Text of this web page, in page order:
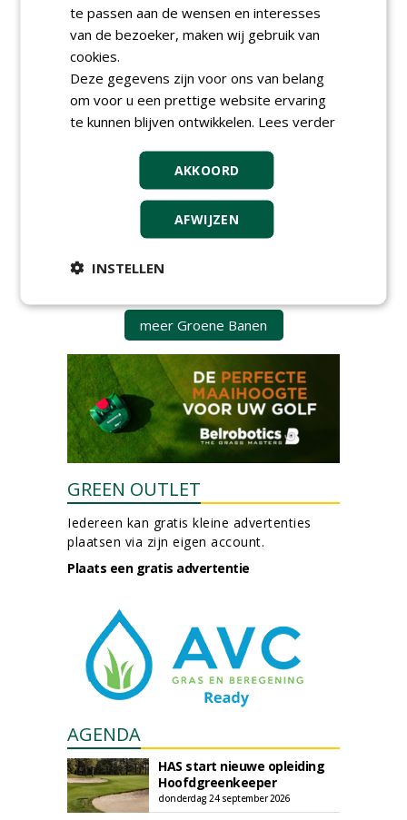
06-08-2026, Ven-Zelderheide
Kasmedewerker (fulltime) bij
Allround
magazijnmedewerker
(fulltime) bij DSV zaden
Nederland B.V.
06-08-2026, Ven Zelderheide
Groeiplaats specialist bij
Boomtotaalzorg32-40 uur
30-07-2026, Schalkwijk
Boomtotaalzorg24-40 uur
meer Groene Banen
GREEN OUTLET
Iedereen kan gratis kleine advertenties
plaatsen via zijn eigen account.
Plaats een gratis advertentie
AGENDA
HAS start nieuwe opleiding
Hoofdgreenkeeper
donderdag 24 september 2026
te passen aan de wensen en interesses
van de bezoeker, maken wij gebruik van
cookies.
Deze gegevens zijn voor ons van belang
om voor u een prettige website ervaring
te kunnen blijven ontwikkelen. Lees verder
AKKOORD
AFWIJZEN
INSTELLEN